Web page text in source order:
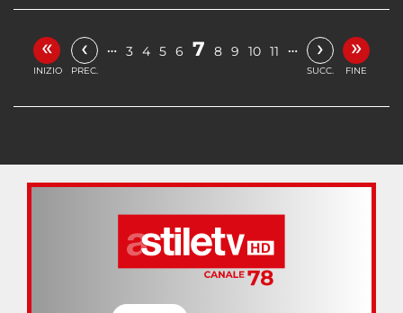
«
INIZIO
‹
PREC.
… 3 4 5 6 7 8 9 10 11 … ›
SUCC.
»
FINE